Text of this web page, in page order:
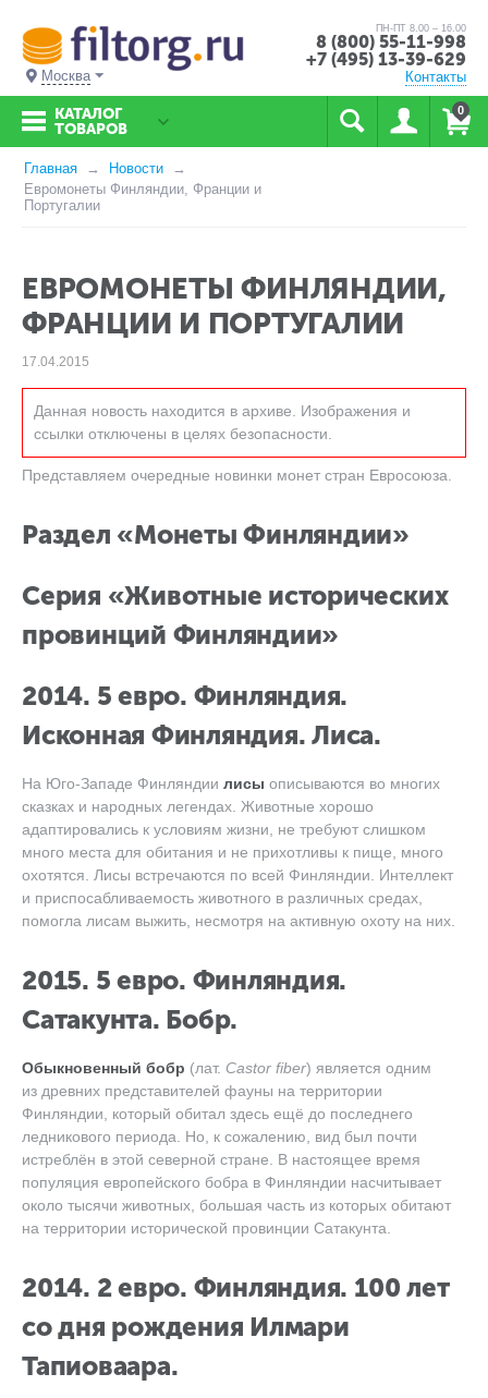
Москва
ПН-ПТ 8.00 – 16.00
8 (800) 55-11-998
+7 (495) 13-39-629
Контакты
0
КАТАЛОГ
ТОВАРОВ
Главная
Новости
Евромонеты Финляндии, Франции и
Португалии
ЕВРОМОНЕТЫ ФИНЛЯНДИИ,
ФРАНЦИИ И ПОРТУГАЛИИ
17.04.2015
Данная новость находится в архиве. Изображения и
ссылки отключены в целях безопасности.
Представляем очередные новинки монет стран Евросоюза.
Раздел «Монеты Финляндии»
Серия «Животные исторических
провинций Финляндии»
2014. 5 евро. Финляндия.
Исконная Финляндия. Лиса.
На Юго-Западе Финляндии лисы описываются во многих
сказках и народных легендах. Животные хорошо
адаптировались к условиям жизни, не требуют слишком
много места для обитания и не прихотливы к пище, много
охотятся. Лисы встречаются по всей Финляндии. Интеллект
и приспосабливаемость животного в различных средах,
помогла лисам выжить, несмотря на активную охоту на них.
2015. 5 евро. Финляндия.
Сатакунта. Бобр.
Обыкновенный бобр (лат. Castor fiber) является одним
из древних представителей фауны на территории
Финляндии, который обитал здесь ещё до последнего
ледникового периода. Но, к сожалению, вид был почти
истреблён в этой северной стране. В настоящее время
популяция европейского бобра в Финляндии насчитывает
около тысячи животных, большая часть из которых обитают
на территории исторической провинции Сатакунта.
2014. 2 евро. Финляндия. 100 лет
со дня рождения Илмари
Тапиоваара.